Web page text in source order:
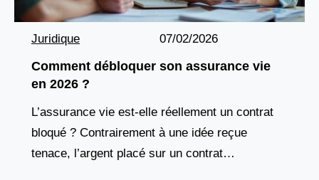
Juridique 07/02/2026
Comment débloquer son assurance vie
en 2026 ?
L’assurance vie est-elle réellement un contrat
bloqué ? Contrairement à une idée reçue
tenace, l’argent placé sur un contrat